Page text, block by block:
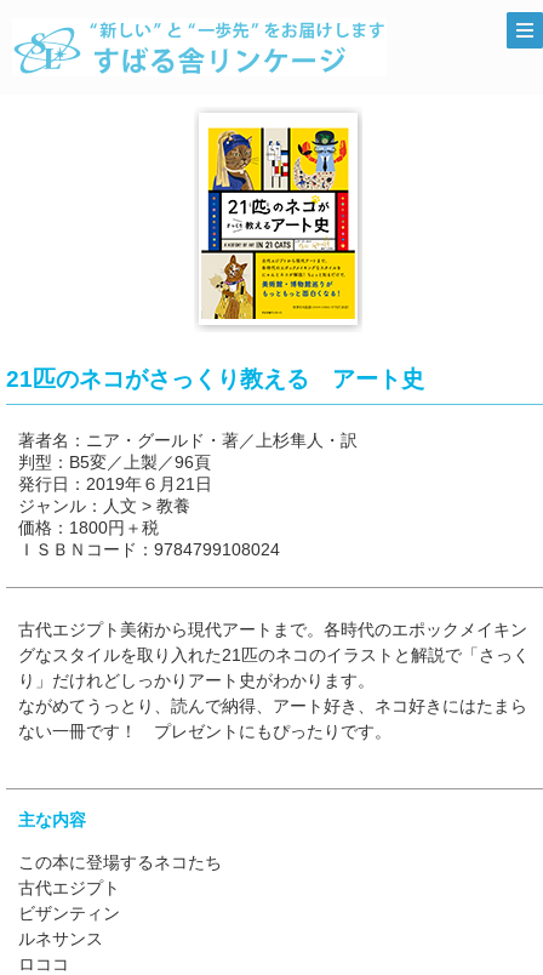
21匹のネコがさっくり教える アート史
著者名：ニア・グールド・著／上杉隼人・訳
判型：B5変／上製／96頁
発行日：2019年６月21日
ジャンル：人文 > 教養
価格：1800円＋税
ＩＳＢＮコード：9784799108024
古代エジプト美術から現代アートまで。各時代のエポックメイキン
グなスタイルを取り入れた21匹のネコのイラストと解説で「さっく
り」だけれどしっかりアート史がわかります。
ながめてうっとり、読んで納得、アート好き、ネコ好きにはたまら
ない一冊です！ プレゼントにもぴったりです。
主な内容
この本に登場するネコたち
古代エジプト
ビザンティン
ルネサンス
ロココ